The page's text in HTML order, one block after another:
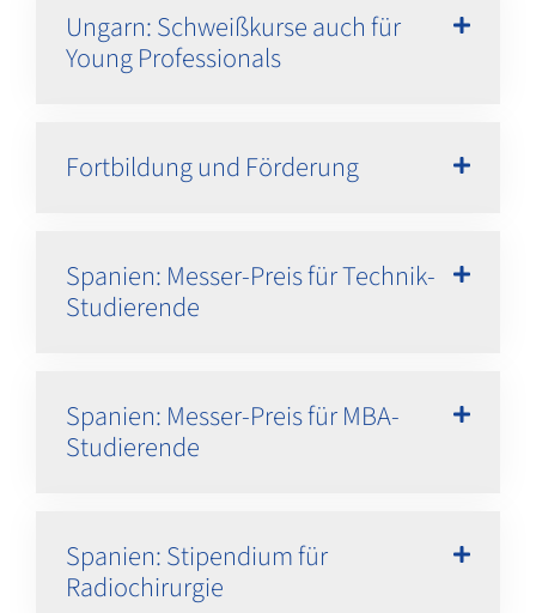
Ungarn: Schweißkurse auch für
Young Professionals
Fortbildung und Förderung
Spanien: Messer-Preis für Technik-
Studierende
Spanien: Messer-Preis für MBA-
Studierende
Spanien: Stipendium für
Radiochirurgie